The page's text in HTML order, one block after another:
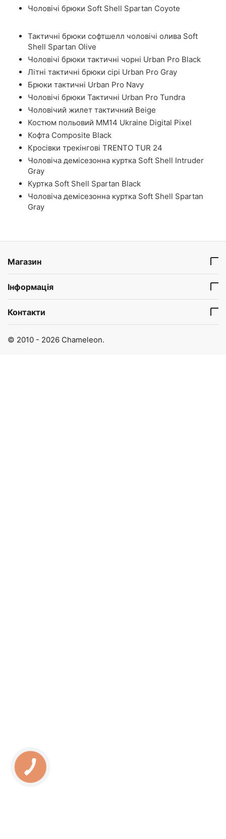
Чоловічі брюки Soft Shell Spartan Coyote
Тактичні брюки софтшелл чоловічі олива Soft
Shell Spartan Olive
Чоловічі брюки тактичні чорні Urban Pro Black
Літні тактичні брюки сірі Urban Pro Gray
Брюки тактичні Urban Pro Navy
Чоловічі брюки Тактичні Urban Pro Tundra
Чоловічий жилет тактичний Beige
Костюм польовий ММ14 Ukraine Digital Pixel
Кофта Composite Black
Кросівки трекінгові TRENTO TUR 24
Чоловіча демісезонна куртка Soft Shell Intruder
Gray
Куртка Soft Shell Spartan Black
Чоловіча демісезонна куртка Soft Shell Spartan
Gray
Магазин
Інформація
Контакти
© 2010 - 2026 Chameleon.